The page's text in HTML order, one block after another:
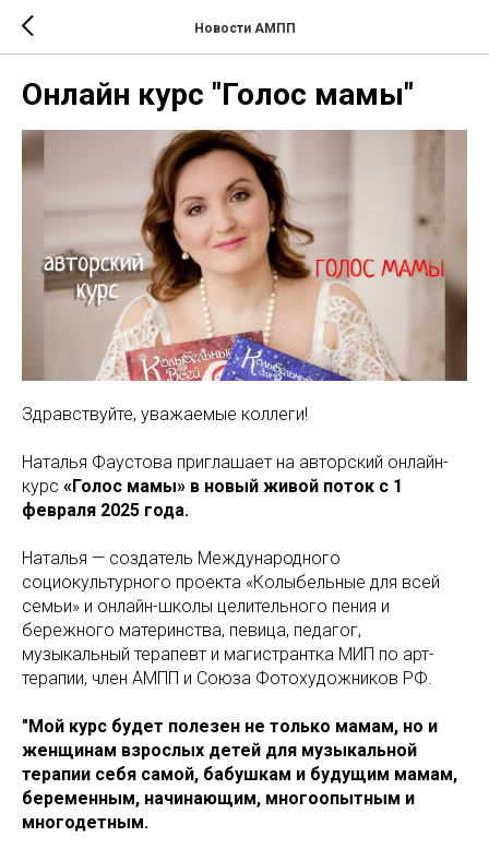
Новости АМПП
Онлайн курс "Голос мамы"
Здравствуйте, уважаемые коллеги!
Наталья Фаустова приглашает на авторский онлайн-
курс «Голос мамы» в новый живой поток с 1
февраля 2025 года.
Наталья — создатель Международного
социокультурного проекта «Колыбельные для всей
семьи» и онлайн-школы целительного пения и
бережного материнства, певица, педагог,
музыкальный терапевт и магистрантка МИП по арт-
терапии, член АМПП и Союза Фотохудожников РФ.
"Мой курс будет полезен не только мамам, но и
женщинам взрослых детей для музыкальной
терапии себя самой, бабушкам и будущим мамам,
беременным, начинающим, многоопытным и
многодетным.